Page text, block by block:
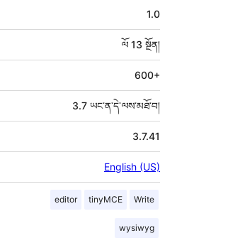
1.0
ལོ 13 སྔོན།
600+
3.7 ཡང་ན་དེ་ལས་མཐོ་བ།
3.7.41
English (US)
editor tinyMCE Write
wysiwyg